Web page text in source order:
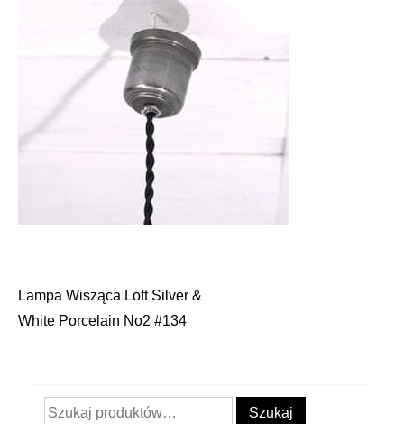
Nawigacja
Lampa Wisząca Loft Silver &
White Porcelain No2 #134
Szukaj: Szukaj